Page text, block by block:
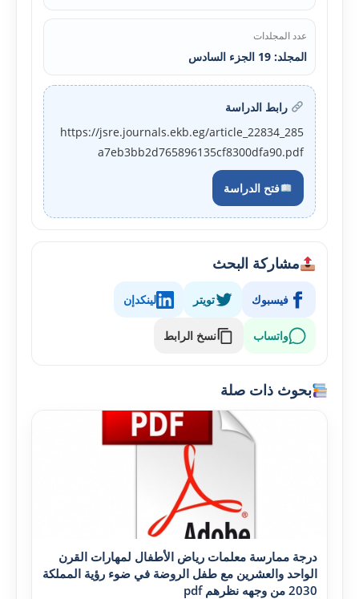
عدد المجلدات
المجلد: 19 الجزء السادس
رابط الدراسة
https://jsre.journals.ekb.eg/article_22834_285
a7eb3bb2d765896135cf8300dfa90.pdf
فتح الدراسة
مشاركة البحث
فيسبوك تويتر لينكدإن
واتساب نسخ الرابط
بحوث ذات صلة
درجة ممارسة معلمات رياض الأطفال لمهارات القرن
الواحد والعشرين مع طفل الروضة في ضوء رؤية المملکة
2030 من وجهه نظرهم pdf